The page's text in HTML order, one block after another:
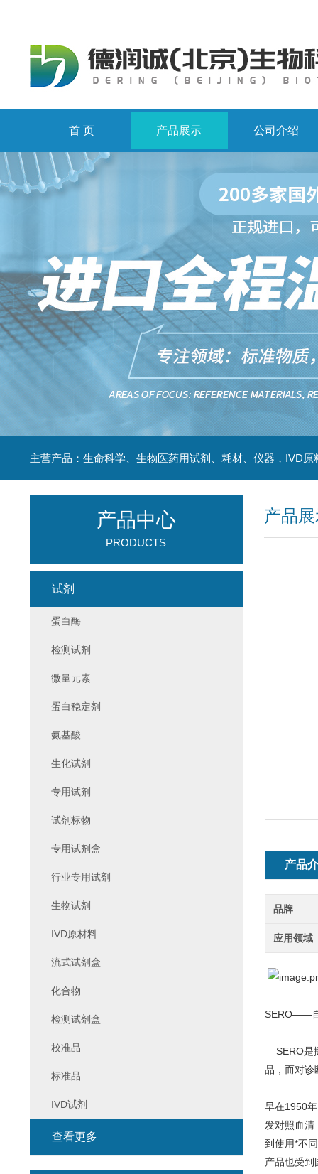
首 页 产品展示 公司介绍
主营产品：生命科学、生物医药用试剂、耗材、仪器，IVD原
产品
产品
品牌
应用领域
SERO——
SERO是
品，而对诊
早在1950
发对照血清
到使用*不
产品也受到
产品中心
PRODUCTS
试剂
蛋白酶
检测试剂
微量元素
蛋白稳定剂
氨基酸
生化试剂
专用试剂
试剂标物
专用试剂盒
行业专用试剂
生物试剂
IVD原材料
流式试剂盒
化合物
检测试剂盒
校准品
标准品
IVD试剂
查看更多